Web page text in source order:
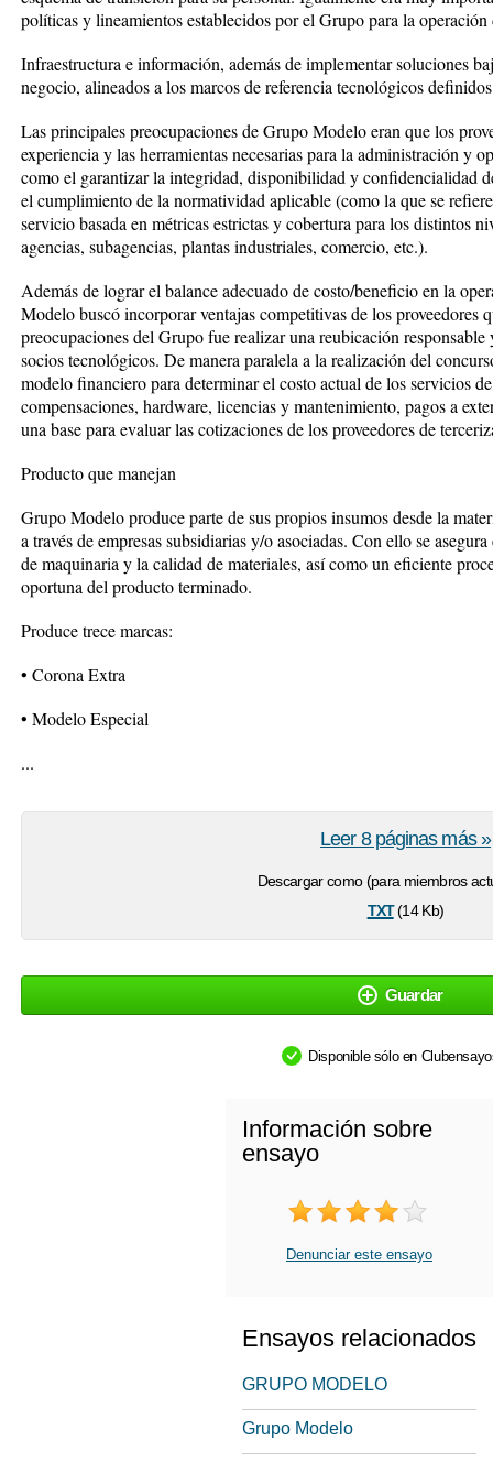
políticas y lineamientos establecidos por el Grupo para la operación
Infraestructura e información, además de implementar soluciones
negocio, alineados a los marcos de referencia tecnológicos
Las principales preocupaciones de Grupo Modelo eran que los
experiencia y las herramientas necesarias para la administración y
como el garantizar la integridad, disponibilidad y confidencialidad
el cumplimiento de la normatividad aplicable (como la que se
servicio basada en métricas estrictas y cobertura para los distintos
agencias, subagencias, plantas industriales, comercio, etc.).
Además de lograr el balance adecuado de costo/beneficio en la
Modelo buscó incorporar ventajas competitivas de los proveedores
preocupaciones del Grupo fue realizar una reubicación
socios tecnológicos. De manera paralela a la realización del
modelo financiero para determinar el costo actual de los servicios
compensaciones, hardware, licencias y mantenimiento, pagos a
una base para evaluar las cotizaciones de los proveedores de
Producto que manejan
Grupo Modelo produce parte de sus propios insumos desde la
a través de empresas subsidiarias y/o asociadas. Con ello se
de maquinaria y la calidad de materiales, así como un eficiente
oportuna del producto terminado.
Produce trece marcas:
• Corona Extra
• Modelo Especial
...
Descargar como (para miembros
txt(14 Kb)
Leer 8 páginas más »
Guardar
Disponible sólo en
Información sobre
ensayo
Denunciar este ensayo
Ensayos relacionados
GRUPO MODELO
Grupo Modelo